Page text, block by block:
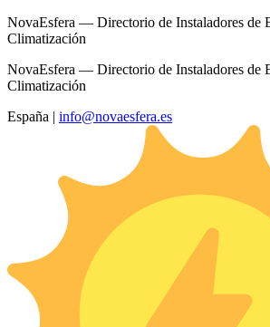
NovaEsfera — Directorio de Instaladores de
Climatización
NovaEsfera — Directorio de Instaladores de
Climatización
España | info@novaesfera.es